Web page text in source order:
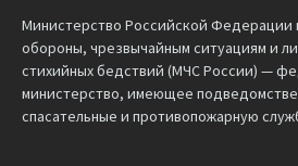
Министерство Российской Федерации
обороны, чрезвычайным ситуациям и
стихийных бедствий (МЧС России) —
министерство, имеющее
спасательные и противопожарную